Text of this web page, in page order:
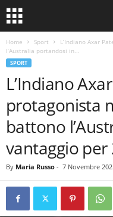
Home Sport
L’Indiano Axar
l’Australia portandosi in...
SPORT
L’Indiano
protagonista
battono
vantaggio per
By Maria Russo - 7 Novembre